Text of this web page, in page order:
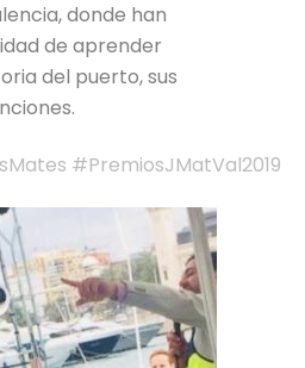
donde han
de aprender
del puerto, sus
#PremiosJMatVal2019